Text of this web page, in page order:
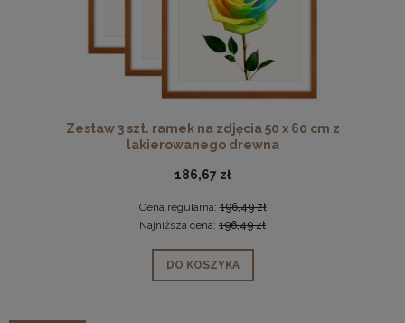
Zestaw 3 szt. ramek na zdjęcia 50 x 60 cm z
lakierowanego drewna
186,67 zł
Cena regularna:196,49 zł
Najniższa cena: 196,49 zł
DO KOSZYKA